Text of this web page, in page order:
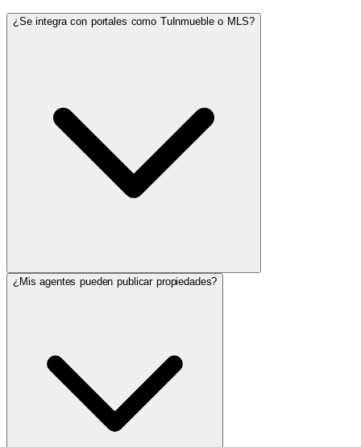
¿Se integra con portales como TuInmueble o MLS?
¿Mis agentes pueden publicar propiedades?